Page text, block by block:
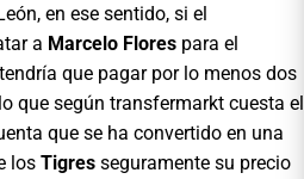
en ese sentido, si el
a Marcelo Flores para el
que pagar por lo menos dos
que según transfermarkt cuesta el
que se ha convertido en una
los Tigres seguramente su precio